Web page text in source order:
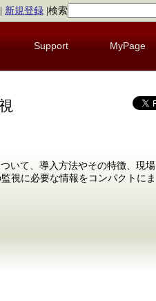
新規登録 検索
Support MyPage
いて、導入方法やその特徴、現場
視に必要な情報をコンパクトにま